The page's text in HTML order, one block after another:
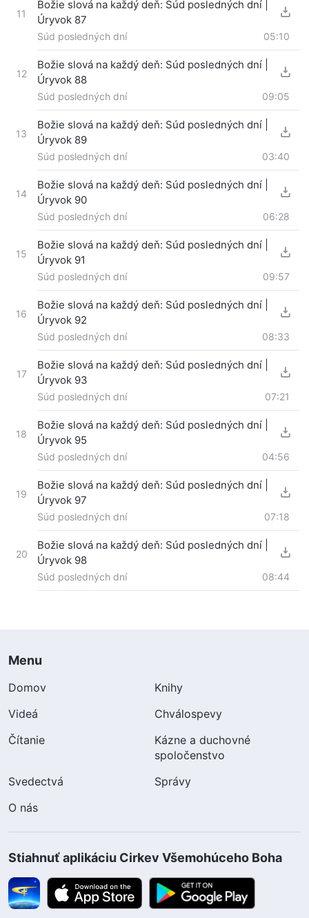
11
Božie slová na každý deň: Súd posledných dní |
Úryvok 87
Súd posledných dní 05:10
12
Božie slová na každý deň: Súd posledných dní |
Úryvok 88
Súd posledných dní 09:05
13
Božie slová na každý deň: Súd posledných dní |
Úryvok 89
Súd posledných dní 03:40
14
Božie slová na každý deň: Súd posledných dní |
Úryvok 90
Súd posledných dní 06:28
15
Božie slová na každý deň: Súd posledných dní |
Úryvok 91
Súd posledných dní 09:57
16
Božie slová na každý deň: Súd posledných dní |
Úryvok 92
Súd posledných dní 08:33
17
Božie slová na každý deň: Súd posledných dní |
Úryvok 93
Súd posledných dní 07:21
18
Božie slová na každý deň: Súd posledných dní |
Úryvok 95
Súd posledných dní 04:56
19
Božie slová na každý deň: Súd posledných dní |
Úryvok 97
Súd posledných dní 07:18
20
Božie slová na každý deň: Súd posledných dní |
Úryvok 98
Súd posledných dní 08:44
Menu
Domov
Knihy
Videá
Chválospevy
Čítanie
Kázne a duchovné
spoločenstvo
Svedectvá
Správy
O nás
Stiahnuť aplikáciu Cirkev Všemohúceho Boha